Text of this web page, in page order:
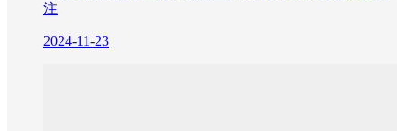
注
2024-11-23